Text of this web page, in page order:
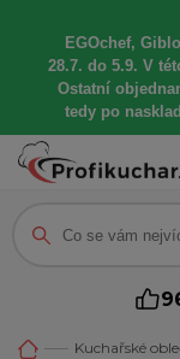
EGOchef,
28.7. do 5.9. V
Ostatní
tedy po
Kuchařské